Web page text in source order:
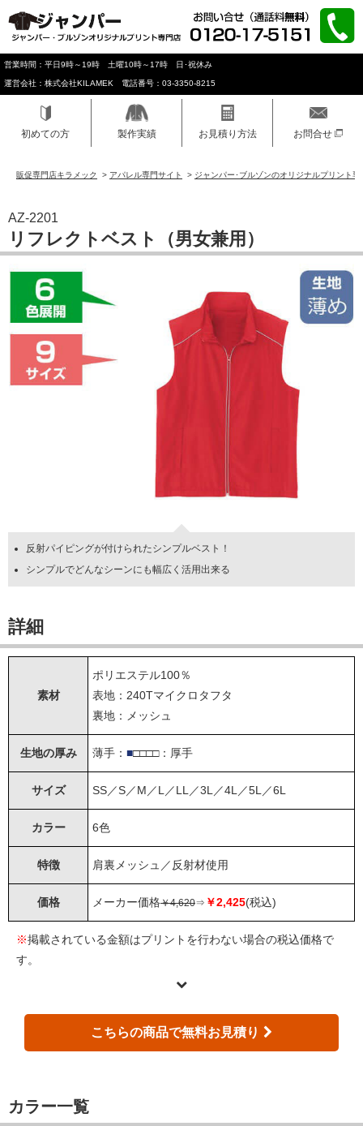
営業時間：平日9時～19時 土曜10時～17時 日･祝休み
運営会社：株式会社KILAMEK 電話番号：03-3350-8215
初めての方 製作実績 お見積り方法 お問合せ
販促専門店キラメック > アパレル専門サイト > ジャンパー･ブルゾンのオリジナルプリント専
AZ-2201
リフレクトベスト（男女兼用）
反射パイピングが付けられたシンプルベスト！
シンプルでどんなシーンにも幅広く活用出来る
詳細
素材
ポリエステル100％
表地：240Tマイクロタフタ
裏地：メッシュ
生地の厚み 薄手： ■□□□□：厚手
サイズ SS／S／M／L／LL／3L／4L／5L／6L
カラー 6色
特徴 肩裏メッシュ／反射材使用
価格 メーカー価格￥4,620⇒ ￥2,425(税込)
※掲載されている金額はプリントを行わない場合の税込価格で
す。
こちらの商品で無料お見積り
カラー一覧